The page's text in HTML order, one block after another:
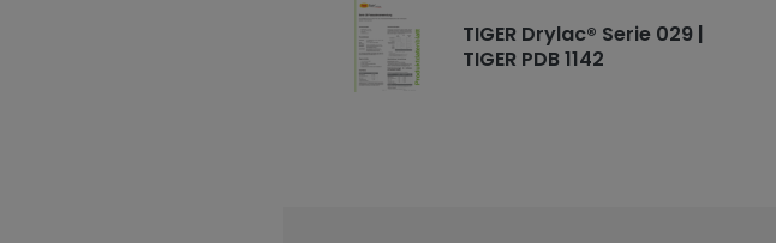
TIGER Drylac® Serie 029 |
TIGER PDB 1142